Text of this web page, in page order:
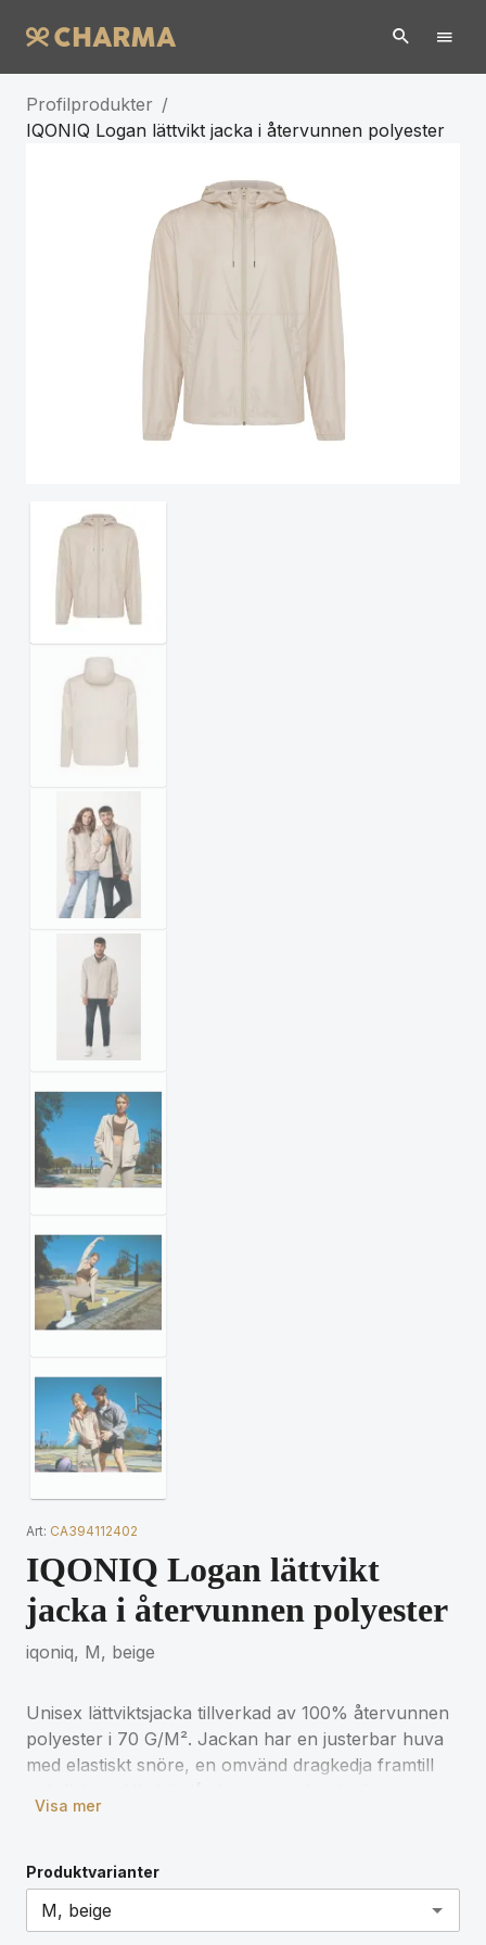
Profilprodukter /
IQONIQ Logan lättvikt jacka i återvunnen polyester
Art: CA394112402
IQONIQ Logan lättvikt
jacka i återvunnen polyester
iqoniq, M, beige
Unisex lättviktsjacka tillverkad av 100% återvunnen
polyester i 70 G/M². Jackan har en justerbar huva
med elastiskt snöre, en omvänd dragkedja framtill
matchande färg. Muddarna är helt elastiska.
Nederkant med elastisk snodd och stoppare.
Fluor/PFAS-fri vattenavvisande impregnering.
Användningen av äkta återvunnet och ekologiskt
Visa mer
Produktvarianter